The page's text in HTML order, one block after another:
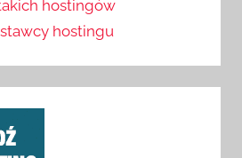
hostingów
hostingu